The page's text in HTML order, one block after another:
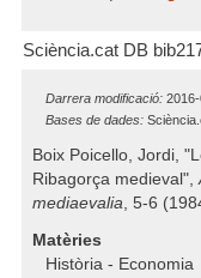
Sciència.cat DB
Darrera modificació:
Bases de dades:
Boix Poicello, Jordi,
Ribagorça medieval",
mediaevalia, 5-6
Matèries
Història - Economia